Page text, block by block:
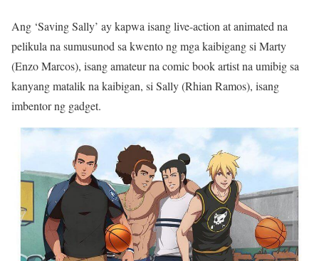
Ang ‘Saving Sally’ ay kapwa isang live-action at animated na
pelikula na sumusunod sa kwento ng mga kaibigang si Marty
(Enzo Marcos), isang amateur na comic book artist na umibig sa
kanyang matalik na kaibigan, si Sally (Rhian Ramos), isang
imbentor ng gadget.